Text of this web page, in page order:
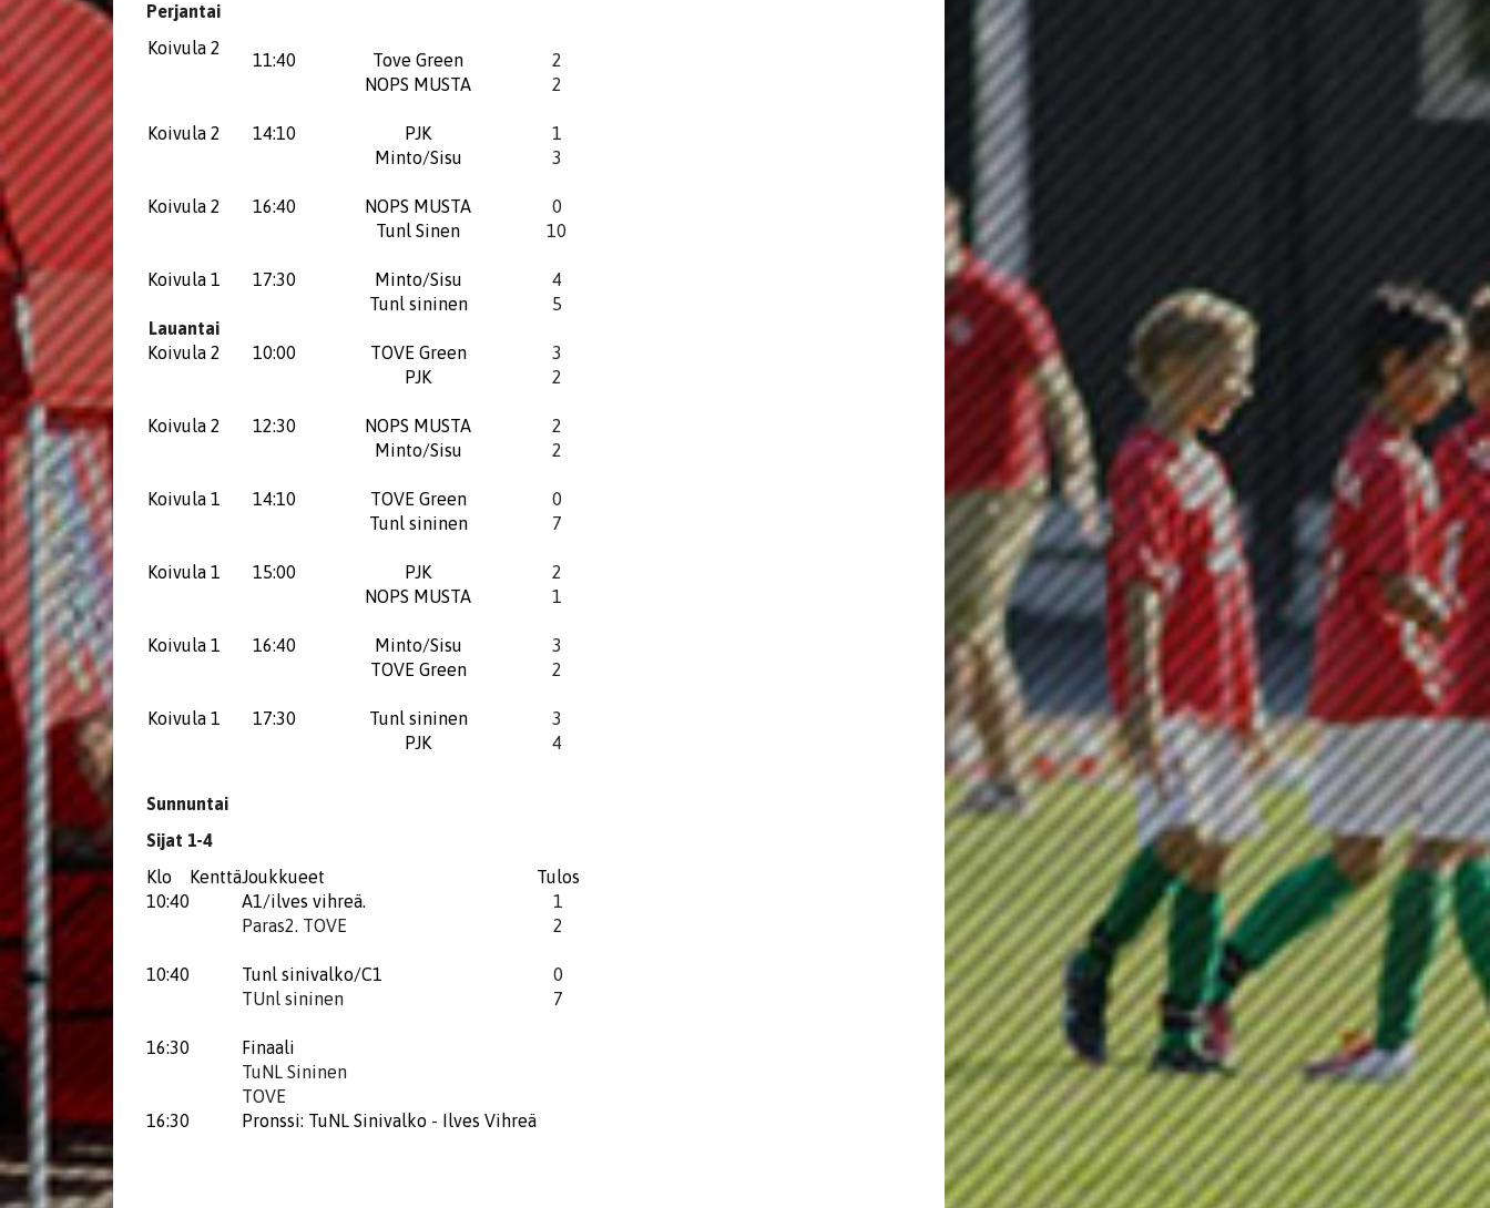
Perjantai
Koivula 2
11:40 Tove Green
2
NOPS MUSTA
2
Koivula 2 14:10 PJK
1
Minto/Sisu
3
Koivula 2 16:40 NOPS MUSTA
0
Tunl Sinen
10
Koivula 1 17:30 Minto/Sisu
4
Tunl sininen
5
​​​​​​​Lauantai
Koivula 2
10:00 TOVE Green
3
PJK
2
Koivula 2 12:30 NOPS MUSTA
2
Minto/Sisu
2
Koivula 1 14:10 TOVE Green
0
Tunl sininen
7
Koivula 1 15:00 PJK
2
NOPS MUSTA
1
Koivula 1 16:40 Minto/Sisu
3
TOVE Green
2
Koivula 1 17:30 Tunl sininen
3
PJK
4
Sunnuntai
Sijat 1-4
Klo
KenttäJoukkueet
Tulos
10:40
A1/ilves vihreä.
1
Paras2. TOVE
2
10:40 Tunl sinivalko/C1
0
TUnl sininen
7
16:30
Finaali
TuNL Sininen
TOVE
16:30
Pronssi: TuNL Sinivalko - Ilves Vihreä